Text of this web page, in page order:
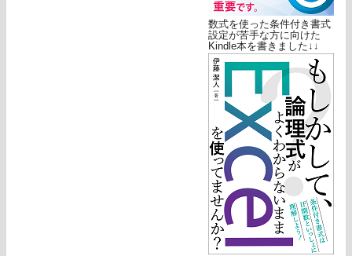
数式を使った条件付き書式
設定が苦手な方に向けた
Kindle本を書きました↓↓